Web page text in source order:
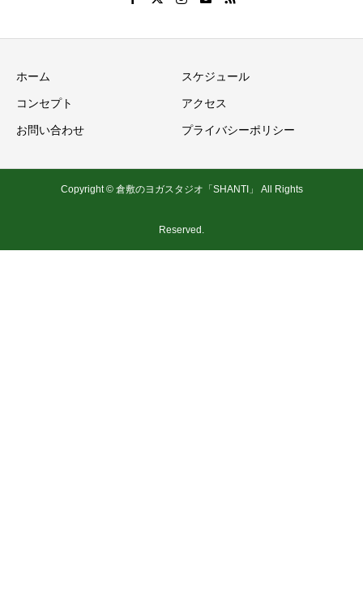
ホーム スケジュール
コンセプト アクセス
お問い合わせ プライバシーポリシー
Copyright © 倉敷のヨガスタジオ「SHANTI」 All Rights
Reserved.